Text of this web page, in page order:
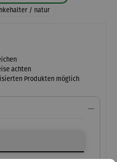
/ natur
achten
Produkten möglich